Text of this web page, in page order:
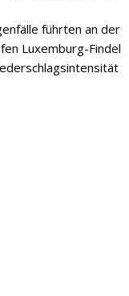
führten an der
Luxemburg-Findel